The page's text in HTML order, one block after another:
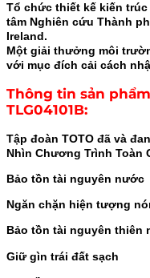
Tổ chức thiết kế kiến trúc
tâm Nghiên cứu Thành
Ireland.
Một giải thưởng môi
với mục đích cải cách
Thông tin sản
TLG04101B:
Tập đoàn TOTO đã và
Nhìn Chương Trình Toàn
Bảo tồn tài nguyên nước
Ngăn chặn hiện tượng
Bảo tồn tài nguyên thiên
Giữ gìn trái đất sạch